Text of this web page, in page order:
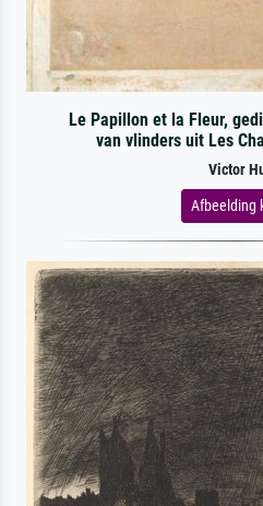
Le Papillon et la Fleur,
van vlinders uit Les
Victor
Afbeelding